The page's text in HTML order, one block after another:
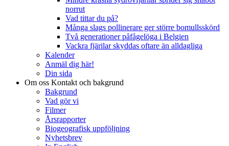
norrut
Vad tittar du på?
Många slags pollinerare ger större bomullsskörd
Två generationer påfågelöga i Belgien
Vackra fjärilar skyddas oftare än alldagliga
Kalender
Anmäl dig här!
Din sida
Om oss Kontakt och bakgrund
Bakgrund
Vad gör vi
Filmer
Årsrapporter
Biogeografisk uppföljning
Nyhetsbrev